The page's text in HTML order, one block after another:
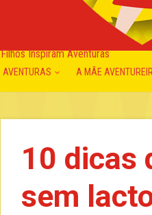
Filhos Inspiram Aventuras
AVENTURAS A MÃE
10 dicas
sem